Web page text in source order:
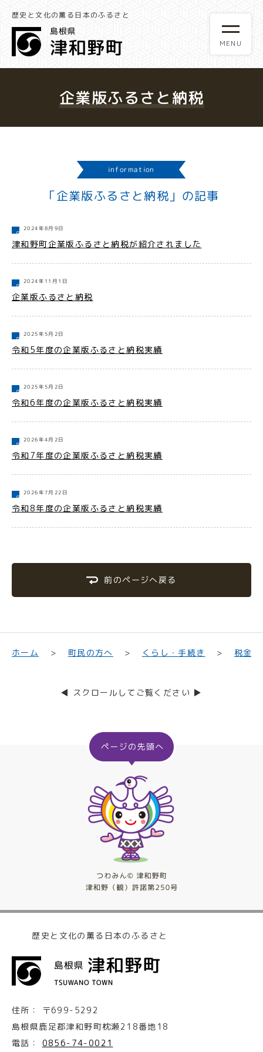
歴史と文化の薫る日本のふるさと
企業版ふるさと納税
information
「企業版ふるさと納税」の記事
2024年8月9日
津和野町企業版ふるさと納税が紹介されました
2024年11月1日
企業版ふるさと納税
2025年5月2日
令和5年度の企業版ふるさと納税実績
2025年5月2日
令和6年度の企業版ふるさと納税実績
2026年4月2日
令和7年度の企業版ふるさと納税実績
2026年7月22日
令和8年度の企業版ふるさと納税実績
前のページへ戻る
ホーム 町民の方へ くらし・手続き 税金
◀ スクロールしてご覧ください ▶
歴史と文化の薫る日本のふるさと
住所：
〒699-5292
島根県鹿足郡津和野町枕瀬218番地18
電話：
0856-74-0021